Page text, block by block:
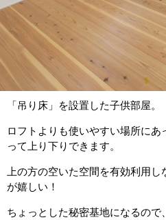
「吊り床」を設置した子供部屋。
ロフトよりも使いやすい場所に
って上り下りできます。
上の方の空いた空間を有効利用
が嬉しい！
ちょっとした秘密基地になるので